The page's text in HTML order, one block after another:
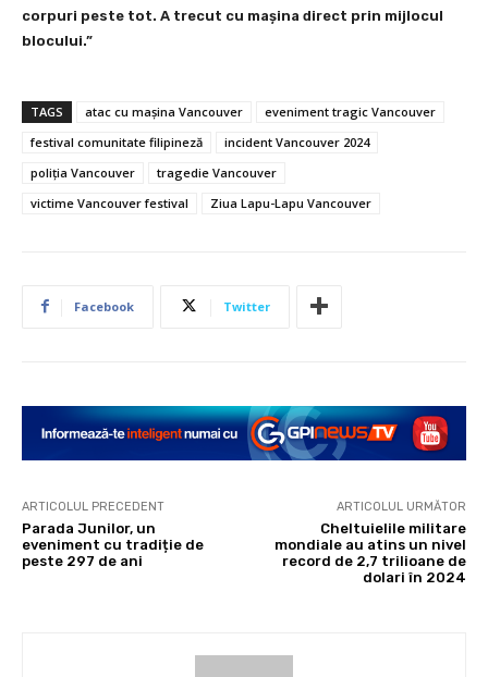
corpuri peste tot. A trecut cu mașina direct prin mijlocul
blocului.”
TAGS atac cu mașina Vancouver
eveniment tragic Vancouver
festival comunitate filipineză
incident Vancouver 2024
poliția Vancouver
tragedie Vancouver
victime Vancouver festival
Ziua Lapu-Lapu Vancouver
Facebook Twitter
ARTICOLUL PRECEDENT
Parada Junilor, un
eveniment cu tradiție de
peste 297 de ani
ARTICOLUL URMĂTOR
Cheltuielile militare
mondiale au atins un nivel
record de 2,7 trilioane de
dolari în 2024